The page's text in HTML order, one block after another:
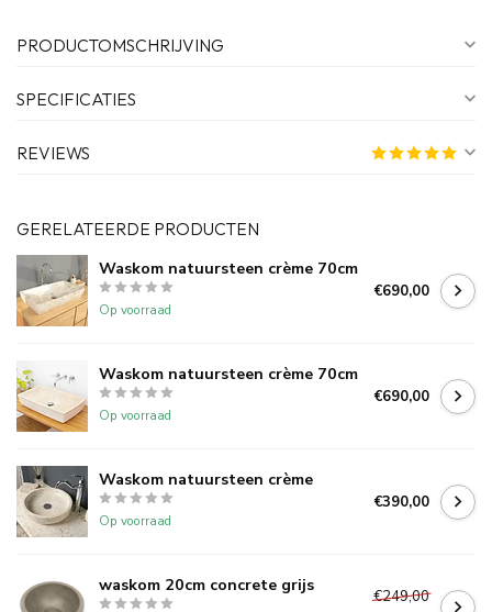
PRODUCTOMSCHRIJVING
SPECIFICATIES
REVIEWS
GERELATEERDE PRODUCTEN
Waskom natuursteen crème 70cm
Op voorraad
€690,00
Waskom natuursteen crème 70cm
Op voorraad
€690,00
Waskom natuursteen crème
Op voorraad
€390,00
waskom 20cm concrete grijs
€249,00